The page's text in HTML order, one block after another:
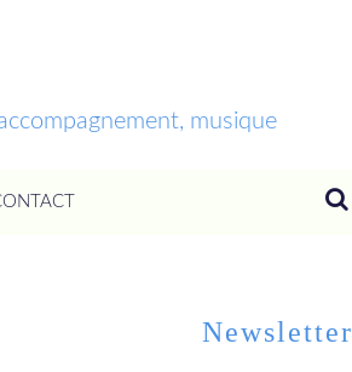
musique
Newsletter